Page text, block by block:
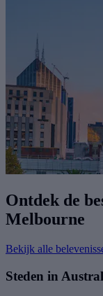
Ontdek de
Melbourne
Bekijk alle
Steden in